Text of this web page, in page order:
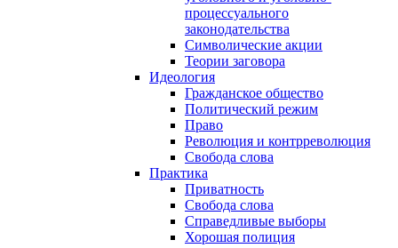
процессуального
законодательства
Символические акции
Теории заговора
Идеология
Гражданское общество
Политический режим
Право
Революция и контрреволюция
Свобода слова
Практика
Приватность
Свобода слова
Справедливые выборы
Хорошая полиция